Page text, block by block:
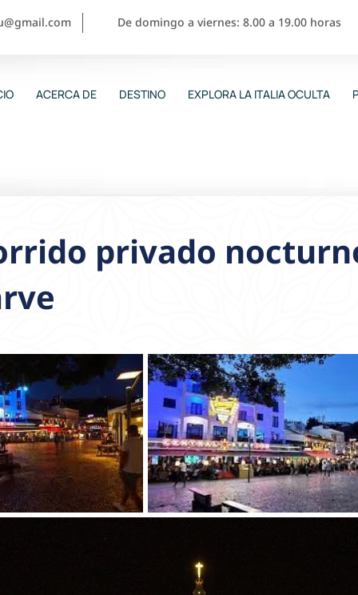
De domingo a viernes: 8.00 a 19.00 horas
ACERCA DE DESTINO EXPLORA LA ITALIA OCULTA
privado